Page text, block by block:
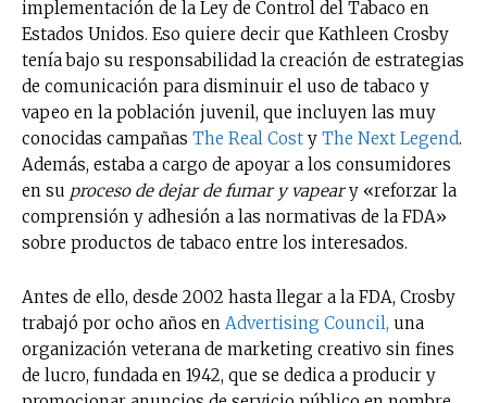
implementación de la Ley de Control del Tabaco en
Estados Unidos. Eso quiere decir que Kathleen Crosby
tenía bajo su responsabilidad la creación de estrategias
de comunicación para disminuir el uso de tabaco y
vapeo en la población juvenil, que incluyen las muy
conocidas campañas The Real Cost y The Next Legend.
Además, estaba a cargo de apoyar a los consumidores
en su proceso de dejar de fumar y vapeary «reforzar la
comprensión y adhesión a las normativas de la FDA»
sobre productos de tabaco entre los interesados.
Antes de ello, desde 2002 hasta llegar a la FDA, Crosby
trabajó por ocho años en Advertising Council, una
organización veterana de marketing creativo sin fines
de lucro, fundada en 1942, que se dedica a producir y